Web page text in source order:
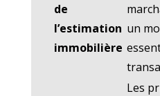
de
l’estimation
immobilière
un
Les